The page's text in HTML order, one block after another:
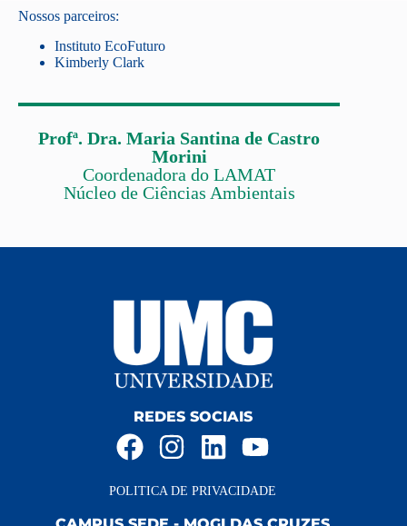
Nossos parceiros:
Instituto EcoFuturo
Kimberly Clark
Profª. Dra. Maria Santina de Castro
Morini
Coordenadora do LAMAT
Núcleo de Ciências Ambientais
REDES SOCIAIS
POLITICA DE PRIVACIDADE